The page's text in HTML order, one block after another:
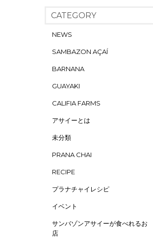
CATEGORY
NEWS
SAMBAZON AÇAÍ
BARNANA
GUAYAKI
CALIFIA FARMS
アサイーとは
未分類
PRANA CHAI
RECIPE
プラナチャイレシピ
イベント
サンバゾンアサイーが食べれるお
店